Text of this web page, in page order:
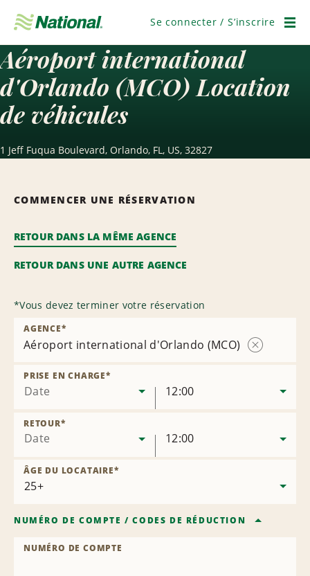
navigation
Se connecter / S’inscrire
Aéroport international
d'Orlando (MCO) Location
de véhicules
1 Jeff Fuqua Boulevard, Orlando, FL, US, 32827
COMMENCER UNE RÉSERVATION
RETOUR DANS LA MÊME AGENCE
RETOUR DANS UNE AUTRE AGENCE
*Vous devez terminer votre réservation
Aéroport international d'Orlando (MCO)
AGENCE*
Date
PRISE EN CHARGE*
12:00
Date
RETOUR*
12:00
ÂGE DU LOCATAIRE*
NUMÉRO DE COMPTE /CODES DE RÉDUCTION
NUMÉRO DE COMPTE